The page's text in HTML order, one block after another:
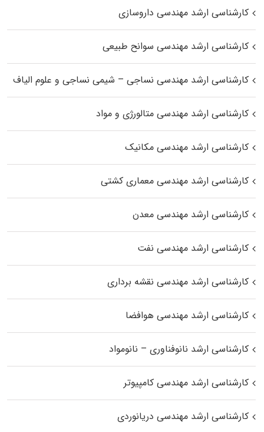
کارشناسی ارشد مهندسی داروسازی
کارشناسی ارشد مهندسی سوانح طبیعی
کارشناسی ارشد مهندسی نساجی – شیمی نساجی و علوم الیاف
کارشناسی ارشد مهندسی متالورژی و مواد
کارشناسی ارشد مهندسی مکانیک
کارشناسی ارشد مهندسی معماری کشتی
کارشناسی ارشد مهندسی معدن
کارشناسی ارشد مهندسی نفت
کارشناسی ارشد مهندسی نقشه برداری
کارشناسی ارشد مهندسی هوافضا
کارشناسی ارشد نانوفناوری – نانومواد
کارشناسی ارشد مهندسی کامپیوتر
کارشناسی ارشد مهندسی دریانوردی